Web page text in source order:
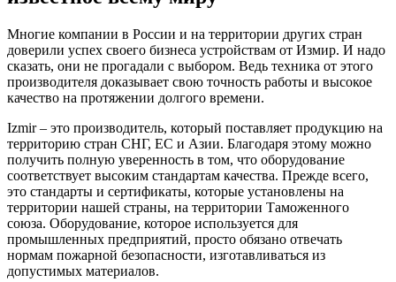
Многие компании в России и на территории других стран
доверили успех своего бизнеса устройствам от Измир. И надо
сказать, они не прогадали с выбором. Ведь техника от этого
производителя доказывает свою точность работы и высокое
качество на протяжении долгого времени.
Izmir – это производитель, который поставляет продукцию на
территорию стран СНГ, ЕС и Азии. Благодаря этому можно
получить полную уверенность в том, что оборудование
соответствует высоким стандартам качества. Прежде всего,
это стандарты и сертификаты, которые установлены на
территории нашей страны, на территории Таможенного
союза. Оборудование, которое используется для
промышленных предприятий, просто обязано отвечать
нормам пожарной безопасности, изготавливаться из
допустимых материалов.